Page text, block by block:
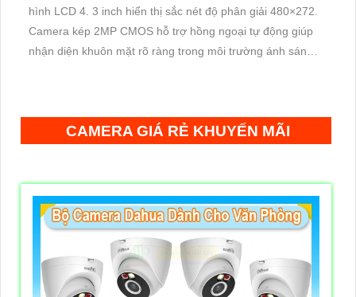
hình LCD 4. 3 inch hiển thị sắc nét độ phân giải 480×272.
Camera kép 2MP CMOS hỗ trợ hồng ngoại tự động giúp
nhận diện khuôn mặt rõ ràng trong môi trường ánh sáng
CAMERA GIÁ RẺ KHUYẾN MÃI